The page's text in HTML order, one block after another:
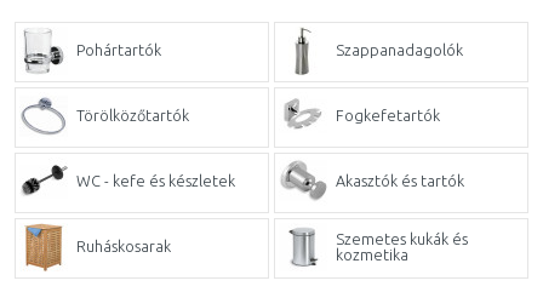
Pohártartók Szappanadagolók
Törölközőtartók Fogkefetartók
WC - kefe és készletek Akasztók és tartók
Ruháskosarak
Szemetes kukák és
kozmetika